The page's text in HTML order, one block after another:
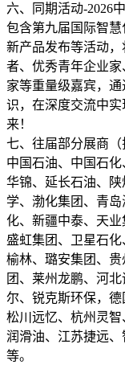
六、同期活动-2026
包含第九届国际智慧
新产品发布等活动
者、优秀青年企业
家等重量级嘉宾，
识，在深度交流中
来！
七、往届部分展商（
中国石油、中国石
华锦、延长石油、
学、渤化集团、青
化、新疆中泰、天业
盛虹集团、卫星石
榆林、璐安集团、
团、莱州龙鹏、河
尔、锐克斯环保，德
松川远忆、杭州灵
润滑油、江苏捷远
等。